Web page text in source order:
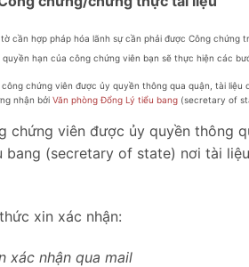
cần hợp pháp hóa lãnh sự cần phải được Công chứng
hạn của công chứng viên bạn sẽ thực hiện các
chứng viên được ủy quyền thông qua quận, tài
nhận bởi Văn phòng Đổng Lý tiểu bang (secretary of
chứng viên được ủy quyền thông
bang (secretary of state) nơi tài
xin xác nhận:
xác nhận qua mail